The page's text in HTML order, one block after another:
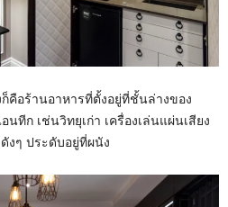
คือร้านอาหารที่ตั้งอยู่ที่ชั้นล่างของ
ทีก เช่นวิทยุเก่า เครื่องเล่นแผ่นเสียง
งๆ ประดับอยู่ที่ผนัง